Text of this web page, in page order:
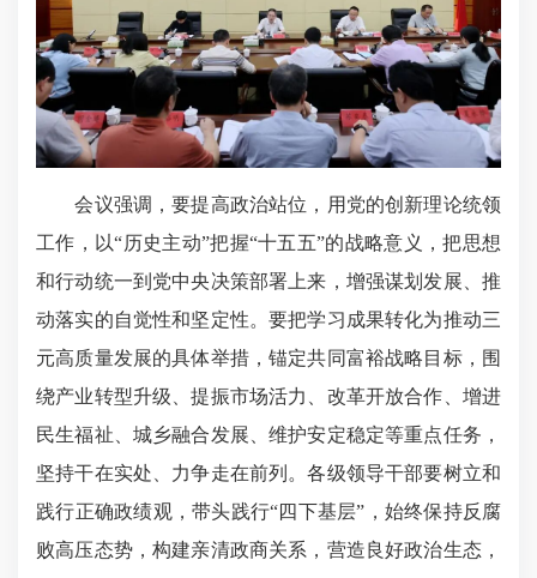
会议强调，要提高政治站位，用党的创新理论统领
工作，以“历史主动”把握“十五五”的战略意义，把思想
和行动统一到党中央决策部署上来，增强谋划发展、推
动落实的自觉性和坚定性。要把学习成果转化为推动三
元高质量发展的具体举措，锚定共同富裕战略目标，围
绕产业转型升级、提振市场活力、改革开放合作、增进
民生福祉、城乡融合发展、维护安定稳定等重点任务，
坚持干在实处、力争走在前列。各级领导干部要树立和
践行正确政绩观，带头践行“四下基层”，始终保持反腐
败高压态势，构建亲清政商关系，营造良好政治生态，